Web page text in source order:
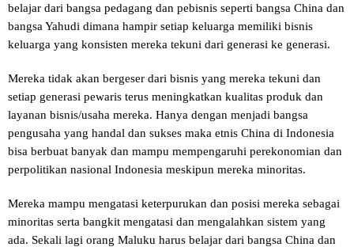
belajar dari bangsa pedagang dan pebisnis seperti bangsa China dan
bangsa Yahudi dimana hampir setiap keluarga memiliki bisnis
keluarga yang konsisten mereka tekuni dari generasi ke generasi.
Mereka tidak akan bergeser dari bisnis yang mereka tekuni dan
setiap generasi pewaris terus meningkatkan kualitas produk dan
layanan bisnis/usaha mereka. Hanya dengan menjadi bangsa
pengusaha yang handal dan sukses maka etnis China di Indonesia
bisa berbuat banyak dan mampu mempengaruhi perekonomian dan
perpolitikan nasional Indonesia meskipun mereka minoritas.
Mereka mampu mengatasi keterpurukan dan posisi mereka sebagai
minoritas serta bangkit mengatasi dan mengalahkan sistem yang
ada. Sekali lagi orang Maluku harus belajar dari bangsa China dan